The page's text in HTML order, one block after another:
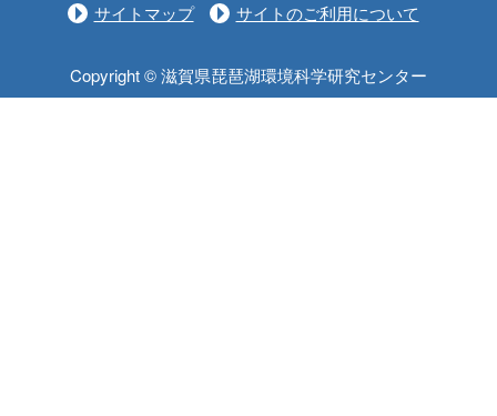
サイトマップ サイトのご利用について
Copyright © 滋賀県琵琶湖環境科学研究センター